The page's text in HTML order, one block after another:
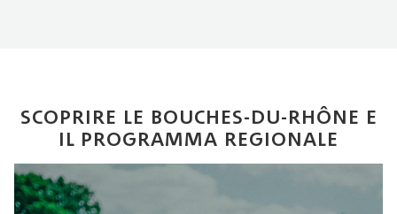
SCOPRIRE LE BOUCHES-DU-RHÔNE E
IL PROGRAMMA REGIONALE